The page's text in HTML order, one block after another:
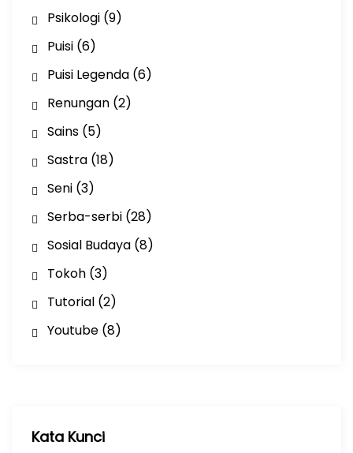
Psikologi(9)
Puisi(6)
Puisi Legenda(6)
Renungan(2)
Sains(5)
Sastra(18)
Seni(3)
Serba-serbi(28)
Sosial Budaya(8)
Tokoh(3)
Tutorial(2)
Youtube(8)
Kata Kunci